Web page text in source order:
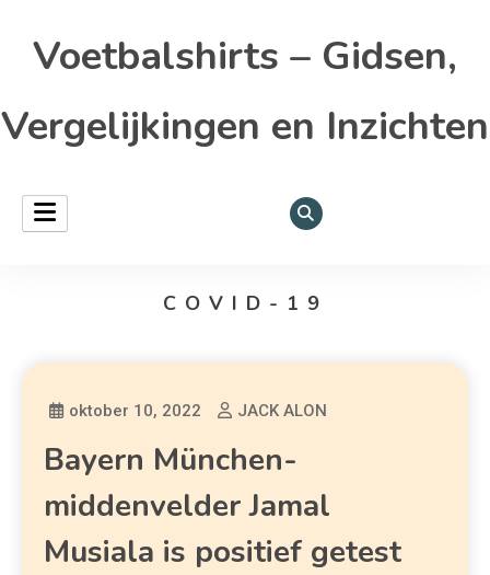
Voetbalshirts – Gidsen,
Vergelijkingen en Inzichten
COVID-19
oktober 10, 2022 JACK ALON
Bayern München-
middenvelder Jamal
Musiala is positief getest